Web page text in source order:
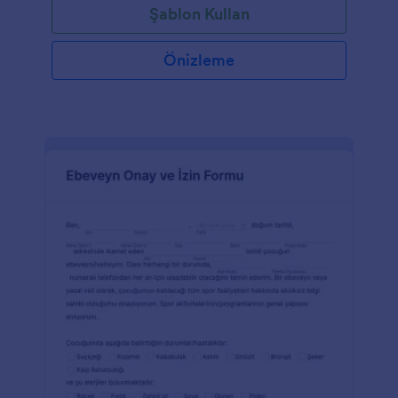
Şablon Kullan
Önizleme